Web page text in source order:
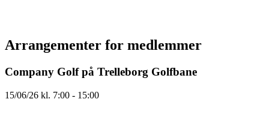
Arrangementer for medlemmer
Company Golf på Trelleborg Golfbane
15/06/26 kl. 7:00 - 15:00